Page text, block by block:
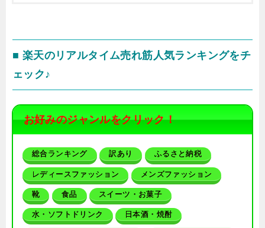
■ 楽天のリアルタイム売れ筋人気ランキングをチ
ェック♪
お好みのジャンルをクリック！
総合ランキング 訳あり ふるさと納税
レディースファッション メンズファッション
靴 食品 スイーツ・お菓子
水・ソフトドリンク 日本酒・焼酎